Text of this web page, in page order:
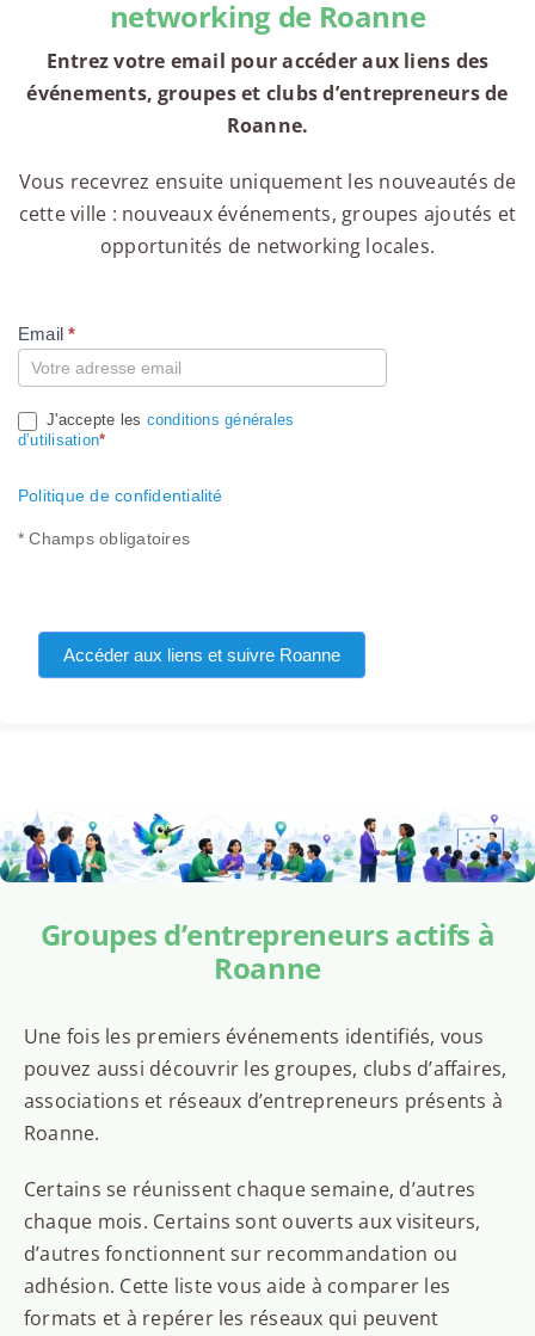
networking de Roanne
Entrez votre email pour accéder aux liens des
événements, groupes et clubs d’entrepreneurs de
Roanne.
Vous recevrez ensuite uniquement les nouveautés de
cette ville : nouveaux événements, groupes ajoutés et
opportunités de networking locales.
Compte
Email*
J'accepte les conditions générales
d’utilisation*
Politique de confidentialité
* Champs obligatoires
Accéder aux liens et suivre Roanne
Groupes d’entrepreneurs actifs à
Roanne
Une fois les premiers événements identifiés, vous
pouvez aussi découvrir les groupes, clubs d’affaires,
associations et réseaux d’entrepreneurs présents à
Roanne.
Certains se réunissent chaque semaine, d’autres
chaque mois. Certains sont ouverts aux visiteurs,
d’autres fonctionnent sur recommandation ou
adhésion. Cette liste vous aide à comparer les
formats et à repérer les réseaux qui peuvent